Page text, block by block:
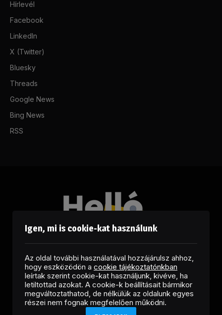
Hírlevél
Facebook
LinkedIn
X (Twitter)
Bluesky
Threads
Google News
Bing News
RSS
FacebookLinkedInX
(Twitter)
RSS
Igen, mi is cookie-kat használunk
Az oldal további használatával hozzájárulsz ahhoz,
hogy eszközödön a cookie tájékoztatónkban
leírtak szerint cookie-kat használjunk, kivéve, ha
letiltottad azokat. A cookie-k beállításait bármikor
megváltoztathatod, de nélkülük az oldalunk egyes
részei nem fognak megfelelően működni.